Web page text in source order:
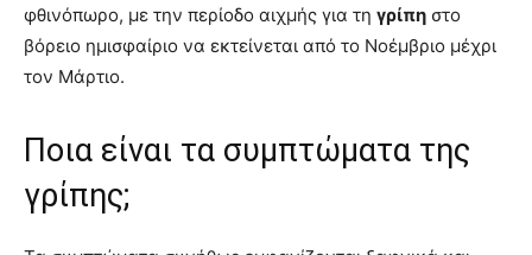
φθινόπωρο, με την περίοδο αιχμής για τη γρίπη στο
βόρειο ημισφαίριο να εκτείνεται από το Νοέμβριο μέχρι
τον Μάρτιο.
Ποια είναι τα συμπτώματα της
γρίπης;